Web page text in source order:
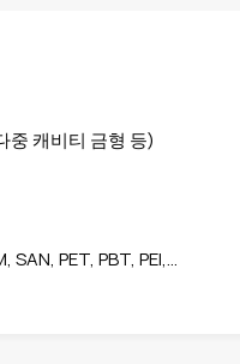
중 캐비티 금형 등)
SAN, PET, PBT, PEI,…